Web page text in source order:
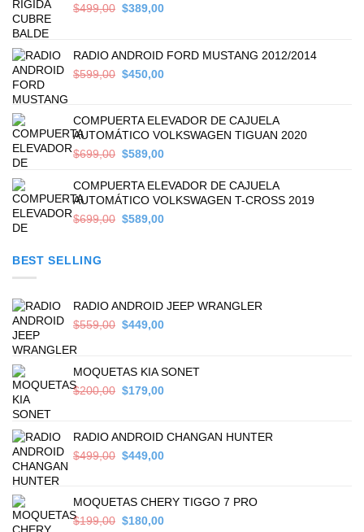
$499,00 Original
$499,00.
$389,00Current
$389,00.
RADIO ANDROID FORD MUSTANG 2012/2014
$599,00 Original
$599,00.
$450,00Current
$450,00.
COMPUERTA ELEVADOR DE CAJUELA
AUTOMÁTICO VOLKSWAGEN TIGUAN 2020
$699,00 Original
was:
$699,00.
$589,00Current
is:
$589,00.
COMPUERTA ELEVADOR DE CAJUELA
AUTOMÁTICO VOLKSWAGEN T-CROSS 2019
$699,00 Original
$589,00Current
BEST SELLING
RADIO ANDROID JEEP WRANGLER
$559,00 Original
$559,00.
$449,00Current
$449,00.
MOQUETAS KIA SONET
$200,00 Original
$200,00.
$179,00Current
$179,00.
RADIO ANDROID CHANGAN HUNTER
$499,00 Original
$499,00.
$449,00Current
$449,00.
MOQUETAS CHERY TIGGO 7 PRO
$199,00 Original
$180,00Current